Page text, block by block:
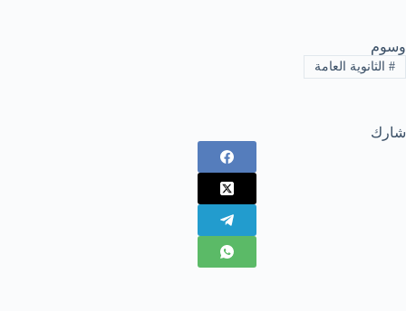
وسوم
#الثانوية العامة
شارك